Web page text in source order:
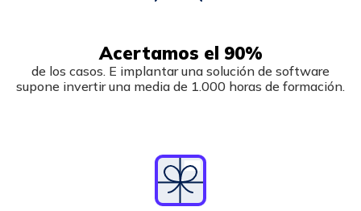
Acertamos el 90%
de los casos. E implantar una solución de software
supone invertir una media de 1.000 horas de formación.